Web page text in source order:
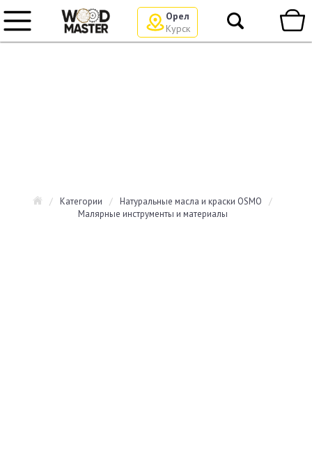
Орел
Курск
/ Категории / Натуральные масла и краски OSMO
/
Малярные инструменты и материалы